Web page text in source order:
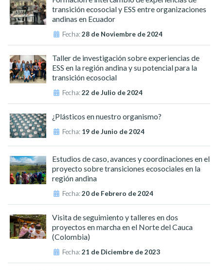
transición ecosocial y ESS entre organizaciones
andinas en Ecuador
Fecha:28 de Noviembre de 2024
Taller de investigación sobre experiencias de
ESS en la región andina y su potencial para la
transición ecosocial
Fecha:22 de Julio de 2024
¿Plásticos en nuestro organismo?
Fecha: 19 de Junio de 2024
Estudios de caso, avances y coordinaciones en el
proyecto sobre transiciones ecosociales en la
región andina
Fecha:20 de Febrero de 2024
Visita de seguimiento y talleres en dos
proyectos en marcha en el Norte del Cauca
(Colombia)
Fecha:21 de Diciembre de 2023